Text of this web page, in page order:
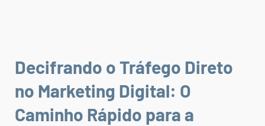
Decifrando o Tráfego Direto
no Marketing Digital: O
Caminho Rápido para a